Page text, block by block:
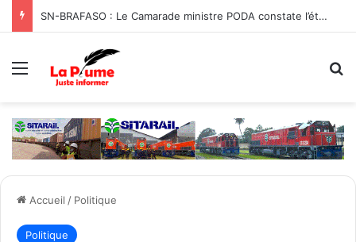
SN-BRAFASO : Le Camarade ministre PODA constate l’état des travaux du canal d’évacuation des eaux
Menu
Accueil / Politique
Politique